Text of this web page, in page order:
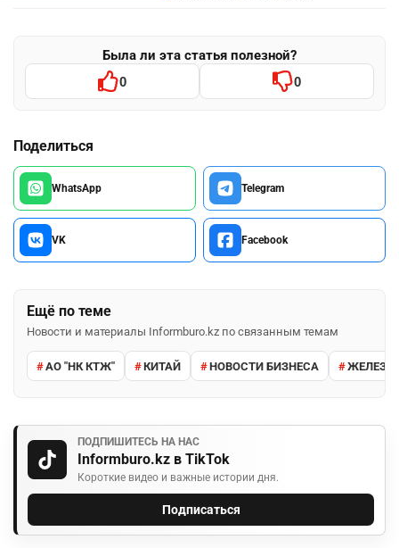
Была ли эта статья полезной?
0 0
Поделиться
WhatsApp Telegram
VK Facebook
Ещё по теме
Новости и материалы Informburo.kz по связанным темам
АО "НК КТЖ" КИТАЙ НОВОСТИ БИЗНЕСА
ПОДПИШИТЕСЬ НА НАС
Informburo.kz в TikTok
Короткие видео и важные истории дня.
Подписаться